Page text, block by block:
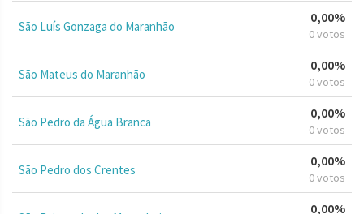
São Luís Gonzaga do Maranhão
0,00%
0 votos
São Mateus do Maranhão
0,00%
0 votos
São Pedro da Água Branca
0,00%
0 votos
São Pedro dos Crentes
0,00%
0 votos
0,00%